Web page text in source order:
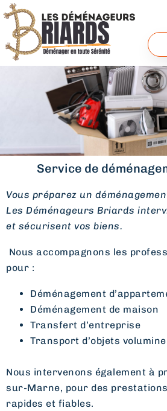
Service de
Vous préparez un
Les Déménageurs Briards
et sécurisent vos biens.
Nous accompagnons les
pour :
Déménagement
Déménagement de maison
Transfert d’entreprise
Transport d’objets
Nous intervenons également à
sur-Marne, pour des
rapides et fiables.